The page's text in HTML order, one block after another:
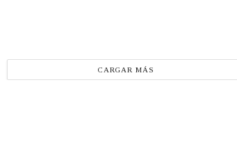
CARGAR MÁS